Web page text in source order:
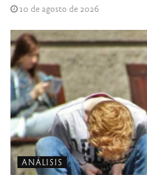
10 de agosto de 2026
ANÁLISIS